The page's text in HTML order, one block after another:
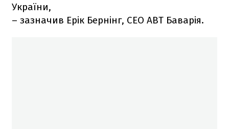
України,
– зазначив Ерік Бернінг, CEO АВТ Баварія.